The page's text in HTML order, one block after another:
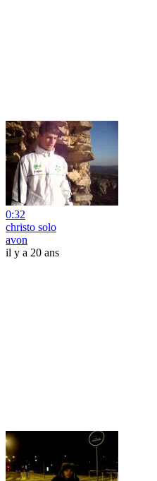
0:32
christo solo
avon
il y a 20 ans